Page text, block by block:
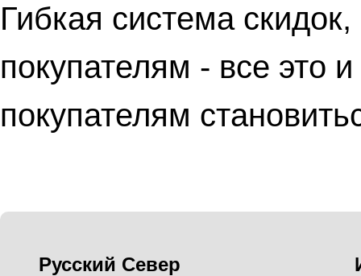
Гибкая система
покупателям - все это
покупателям
Русский Север